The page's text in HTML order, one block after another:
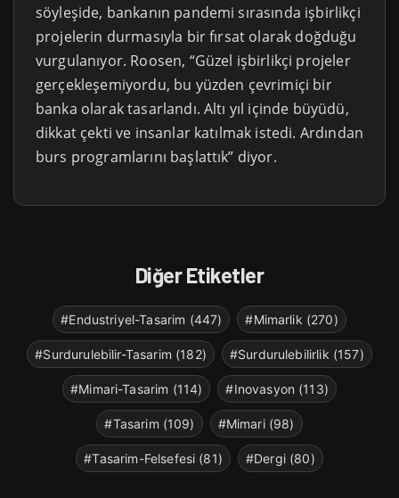
söyleşide, bankanın pandemi sırasında işbirlikçi
projelerin durmasıyla bir fırsat olarak doğduğu
vurgulanıyor. Roosen, “Güzel işbirlikçi projeler
gerçekleşemiyordu, bu yüzden çevrimiçi bir
banka olarak tasarlandı. Altı yıl içinde büyüdü,
dikkat çekti ve insanlar katılmak istedi. Ardından
burs programlarını başlattık” diyor.
Diğer Etiketler
#Endustriyel-Tasarim (447) #Mimarlik (270)
#Surdurulebilir-Tasarim (182) #Surdurulebilirlik (157)
#Mimari-Tasarim (114) #Inovasyon (113)
#Tasarim (109) #Mimari (98)
#Tasarim-Felsefesi (81) #Dergi (80)